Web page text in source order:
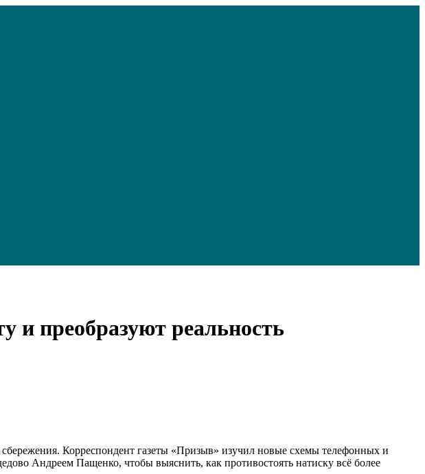
и преобразуют реальность
Корреспондент газеты «Призыв» изучил новые схемы телефонных и
Андреем Пащенко, чтобы выяснить, как противостоять натиску всё более